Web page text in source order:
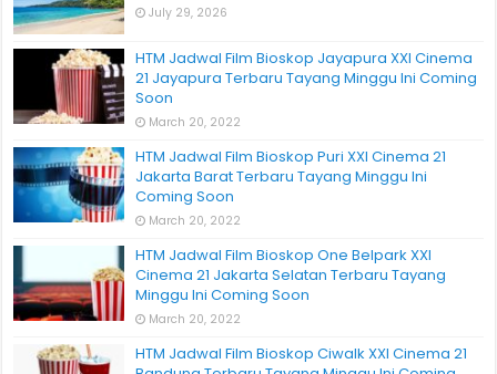
July 29, 2026
HTM Jadwal Film Bioskop Jayapura XXI Cinema
21 Jayapura Terbaru Tayang Minggu Ini Coming
Soon
March 20, 2022
HTM Jadwal Film Bioskop Puri XXI Cinema 21
Jakarta Barat Terbaru Tayang Minggu Ini
Coming Soon
March 20, 2022
HTM Jadwal Film Bioskop One Belpark XXI
Cinema 21 Jakarta Selatan Terbaru Tayang
Minggu Ini Coming Soon
March 20, 2022
HTM Jadwal Film Bioskop Ciwalk XXI Cinema 21